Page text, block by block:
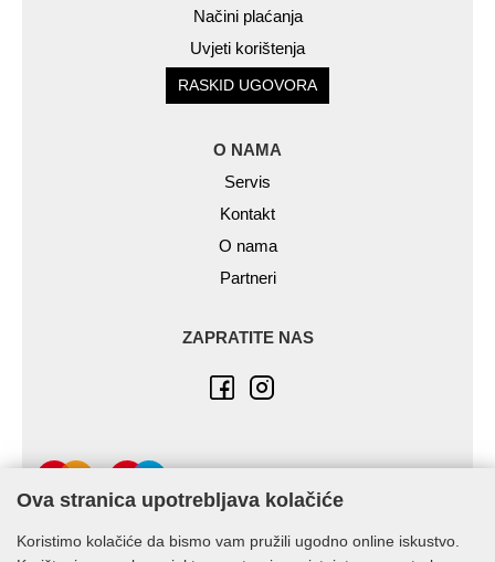
Načini plaćanja
Uvjeti korištenja
RASKID UGOVORA
O NAMA
Servis
Kontakt
O nama
Partneri
ZAPRATITE NAS
Ova stranica upotrebljava kolačiće
Koristimo kolačiće da bismo vam pružili ugodno online iskustvo.